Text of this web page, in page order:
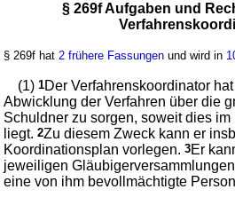
§ 269f Aufgaben und
§ 269f hat2 frühere Fassungen und wird in
(1)1Der Verfahrenskoordinator
Abwicklung der Verfahren über die
Schuldner zu sorgen, soweit dies
liegt.2Zu diesem Zweck kann er
Koordinationsplan vorlegen.3Er
jeweiligen
eine von ihm bevollmächtigte